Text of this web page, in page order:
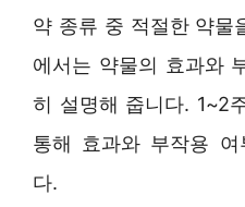
약 종류 중 적절한 약물
에서는 약물의 효과와
히 설명해 줍니다. 1~2
통해 효과와 부작용 여
다.